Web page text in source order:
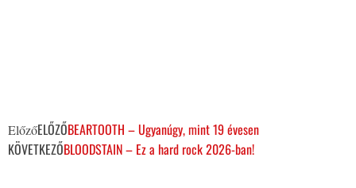
ElőzőELŐZŐBEARTOOTH – Ugyanúgy, mint 19 évesen
KÖVETKEZŐBLOODSTAIN – Ez a hard rock 2026-ban!